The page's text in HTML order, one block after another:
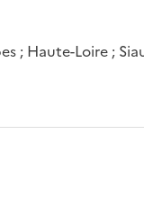
; Haute-Loire ;